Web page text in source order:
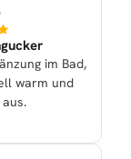
im Bad,
warm und